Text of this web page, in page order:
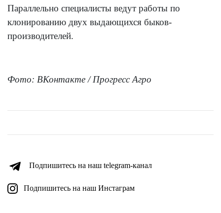
Параллельно специалисты ведут работы по
клонированию двух выдающихся быков-
производителей.
Фото: ВКонтакте / Прогресс Агро
Подпишитесь на наш telegram-канал
Подпишитесь на наш Инстаграм